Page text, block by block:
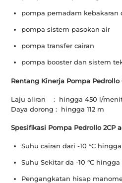
pompa pemadam kebakaran
pompa sistem pasokan air
pompa transfer cairan
pompa booster dan sistem
Rentang Kinerja Pompa Pedrollo
Laju aliran : hingga 450 l/menit
Daya dorong : hingga 112 m
Spesifikasi Pompa Pedrollo 2CP
Suhu cairan dari -10 °C hingga
Suhu Sekitar da -10 °C hingga
Pengangkatan hisap